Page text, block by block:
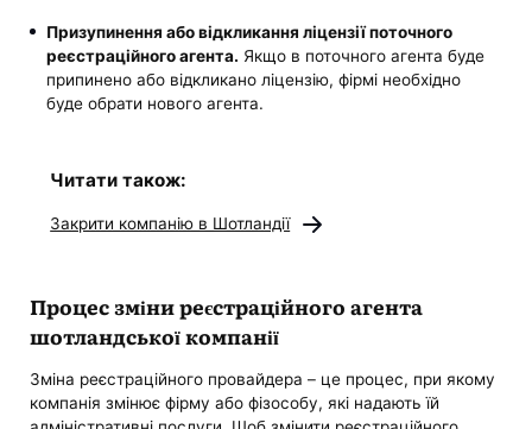
Призупинення або відкликання ліцензії поточного
реєстраційного агента. Якщо в поточного агента буде
припинено або відкликано ліцензію, фірмі необхідно
буде обрати нового агента.
Читати також:
Закрити компанію в Шотландії
Процес зміни реєстраційного агента
шотландської компанії
Зміна реєстраційного провайдера – це процес, при якому
компанія змінює фірму або фізособу, які надають їй